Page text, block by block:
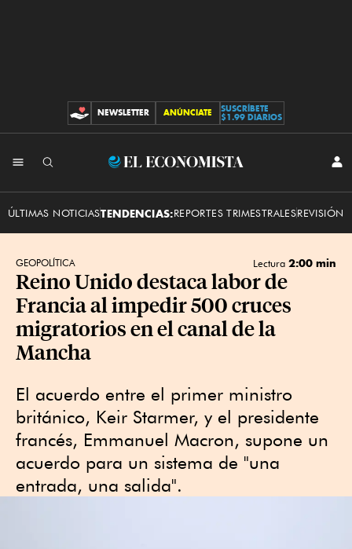
CONTRIBUCIONES
NEWSLETTER ANÚNCIATE
SUSCRÍBETE
$1.99 DIARIOS
El
ÚLTIMAS NOTICIASTENDENCIAS:REPORTES TRIMESTRALESREVISIÓN
GEOPOLÍTICA Lectura 2:00 min
Reino Unido destaca labor de
Francia al impedir 500 cruces
migratorios en el canal de la
Mancha
El acuerdo entre el primer ministro
británico, Keir Starmer, y el presidente
francés, Emmanuel Macron, supone un
acuerdo para un sistema de "una
entrada, una salida".